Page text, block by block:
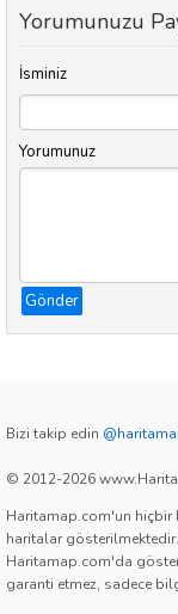
Yorumunuzu
İsminiz
Yorumunuz
Gönder
Bizi takip edin
© 2012-2026
Haritamap.com'un hiçbir
haritalar gösterilmektedir.
Haritamap.com'da
garanti etmez, sadece